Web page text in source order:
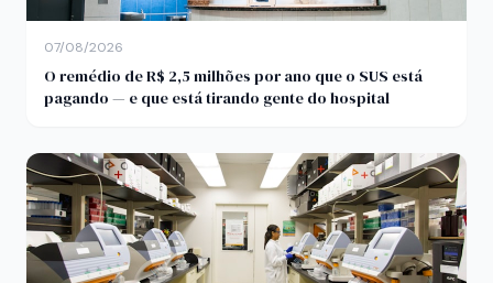
07/08/2026
O remédio de R$ 2,5 milhões por ano que o SUS está
pagando — e que está tirando gente do hospital